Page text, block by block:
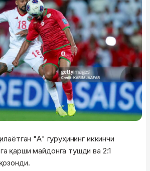
"А" гуруҳининг иккинчи
қарши майдонга тушди ва 2:1